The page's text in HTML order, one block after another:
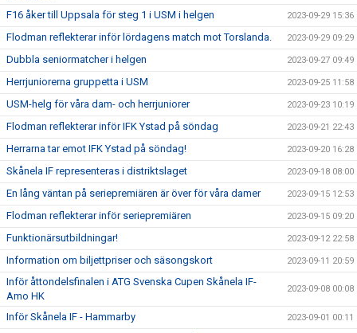
F16 åker till Uppsala för steg 1 i USM i helgen 2023-09-29 15:36
Flodman reflekterar inför lördagens match mot Torslanda. 2023-09-29 09:29
Dubbla seniormatcher i helgen 2023-09-27 09:49
Herrjuniorerna gruppetta i USM 2023-09-25 11:58
USM-helg för våra dam- och herrjuniorer 2023-09-23 10:19
Flodman reflekterar inför IFK Ystad på söndag 2023-09-21 22:43
Herrarna tar emot IFK Ystad på söndag! 2023-09-20 16:28
Skånela IF representeras i distriktslaget 2023-09-18 08:00
En lång väntan på seriepremiären är över för våra damer 2023-09-15 12:53
Flodman reflekterar inför seriepremiären 2023-09-15 09:20
Funktionärsutbildningar! 2023-09-12 22:58
Information om biljettpriser och säsongskort 2023-09-11 20:59
Inför åttondelsfinalen i ATG Svenska Cupen Skånela IF-
Amo HK
2023-09-08 00:08
Inför Skånela IF - Hammarby 2023-09-01 00:11